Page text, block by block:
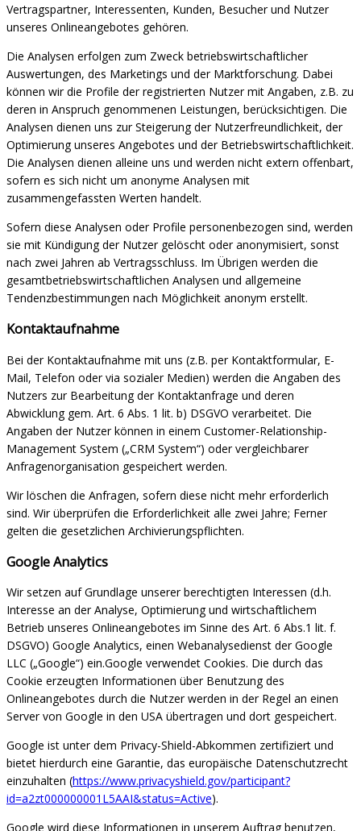
Vertragspartner, Interessenten, Kunden, Besucher und Nutzer
unseres Onlineangebotes gehören.
Die Analysen erfolgen zum Zweck betriebswirtschaftlicher
Auswertungen, des Marketings und der Marktforschung. Dabei
können wir die Profile der registrierten Nutzer mit Angaben, z.B. zu
deren in Anspruch genommenen Leistungen, berücksichtigen. Die
Analysen dienen uns zur Steigerung der Nutzerfreundlichkeit, der
Optimierung unseres Angebotes und der Betriebswirtschaftlichkeit.
Die Analysen dienen alleine uns und werden nicht extern offenbart,
sofern es sich nicht um anonyme Analysen mit
zusammengefassten Werten handelt.
Sofern diese Analysen oder Profile personenbezogen sind, werden
sie mit Kündigung der Nutzer gelöscht oder anonymisiert, sonst
nach zwei Jahren ab Vertragsschluss. Im Übrigen werden die
gesamtbetriebswirtschaftlichen Analysen und allgemeine
Tendenzbestimmungen nach Möglichkeit anonym erstellt.
Kontaktaufnahme
Bei der Kontaktaufnahme mit uns (z.B. per Kontaktformular, E-
Mail, Telefon oder via sozialer Medien) werden die Angaben des
Nutzers zur Bearbeitung der Kontaktanfrage und deren
Abwicklung gem. Art. 6 Abs. 1 lit. b) DSGVO verarbeitet. Die
Angaben der Nutzer können in einem Customer-Relationship-
Management System („CRM System“) oder vergleichbarer
Anfragenorganisation gespeichert werden.
Wir löschen die Anfragen, sofern diese nicht mehr erforderlich
sind. Wir überprüfen die Erforderlichkeit alle zwei Jahre; Ferner
gelten die gesetzlichen Archivierungspflichten.
Google Analytics
Wir setzen auf Grundlage unserer berechtigten Interessen (d.h.
Interesse an der Analyse, Optimierung und wirtschaftlichem
Betrieb unseres Onlineangebotes im Sinne des Art. 6 Abs.1 lit. f.
DSGVO) Google Analytics, einen Webanalysedienst der Google
LLC („Google“) ein.Google verwendet Cookies. Die durch das
Cookie erzeugten Informationen über Benutzung des
Onlineangebotes durch die Nutzer werden in der Regel an einen
Server von Google in den USA übertragen und dort gespeichert.
Google ist unter dem Privacy-Shield-Abkommen zertifiziert und
bietet hierdurch eine Garantie, das europäische Datenschutzrecht
einzuhalten (https://www.privacyshield.gov/participant?
id=a2zt000000001L5AAI&status=Active).
Google wird diese Informationen in unserem Auftrag benutzen,